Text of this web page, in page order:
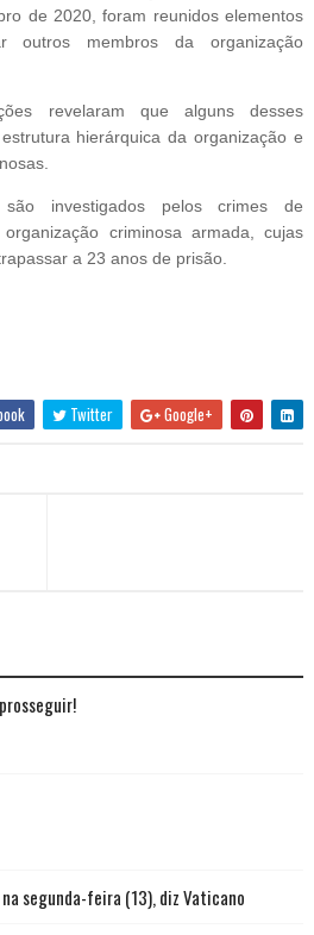
de 2020, foram reunidos elementos
outros membros da organização
revelaram que alguns desses
hierárquica da organização e
investigados pelos crimes de
criminosa armada, cujas
a 23 anos de prisão.
Twitter Google+
segunda-feira (13), diz Vaticano